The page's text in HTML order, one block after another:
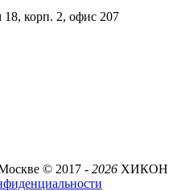
корп. 2, офис 207
© 2017 - 2026 ХИКОН